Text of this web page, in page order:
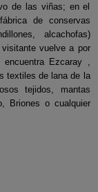
de las viñas; en el
de conservas
alcachofas)
vuelve a por
Ezcaray ,
textiles de lana de la
tejidos, mantas
Briones o cualquier